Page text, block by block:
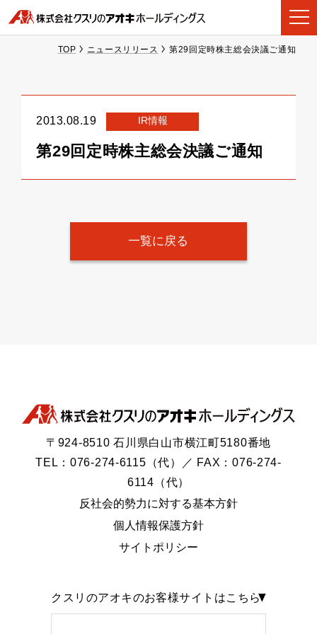
TOP ニュースリリース 第29回定時株主総会決議ご通知
2013.08.19 IR情報
第29回定時株主総会決議ご通知
一覧に戻る
〒924-8510 石川県白山市横江町5180番地
TEL：076-274-6115（代）／ FAX：076-274-
6114（代）
反社会的勢力に対する基本方針
個人情報保護方針
サイトポリシー
クスリのアオキのお客様サイトはこちら